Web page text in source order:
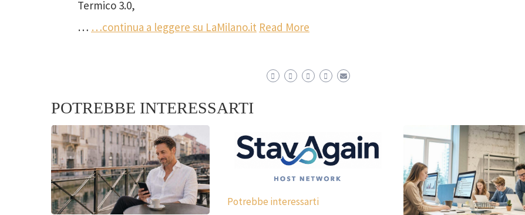
Termico 3.0,
… …continua a leggere su LaMilano.it Read More
POTREBBE INTERESSARTI
Potrebbe interessarti